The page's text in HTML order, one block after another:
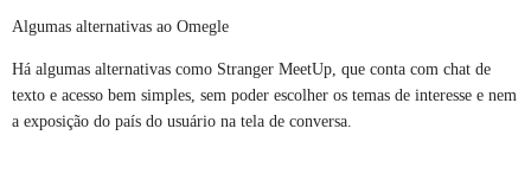
Algumas alternativas ao Omegle
Há algumas alternativas como Stranger MeetUp, que conta com chat de
texto e acesso bem simples, sem poder escolher os temas de interesse e nem
a exposição do país do usuário na tela de conversa.